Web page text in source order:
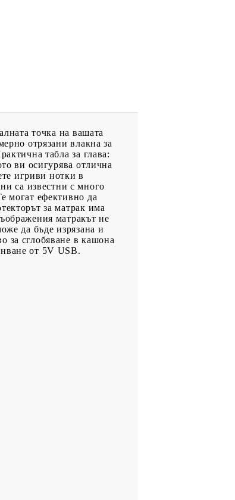
точка на вашата
отрязани влакна за
табла за глава:
ви осигурява отлична
игриви нотки в
са известни с много
могат ефективно да
за матрак има
матракът не
да бъде изрязана и
за сглобяване в кашона
от 5V USB.